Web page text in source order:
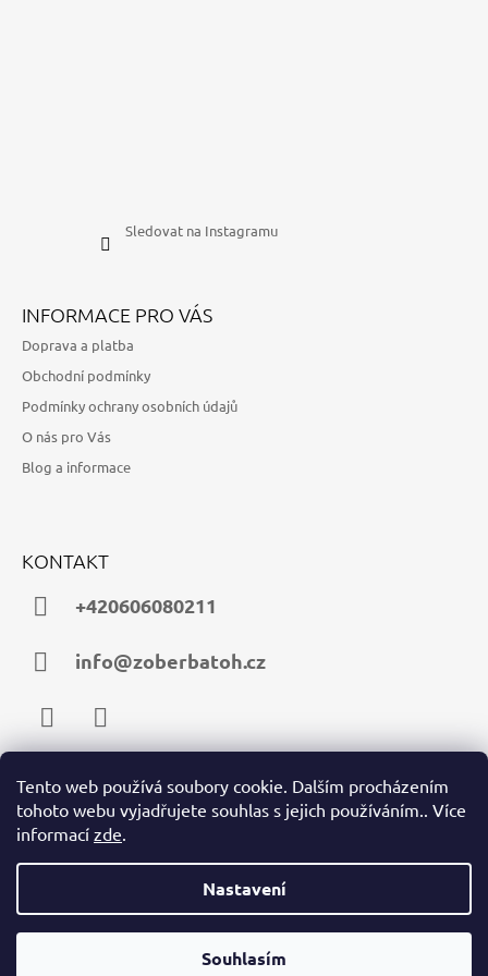
Tento web používá soubory cookie. Dalším procházením
tohoto webu vyjadřujete souhlas s jejich používáním.. Více
informací zde.
Nastavení
Souhlasím
Sledovat na Instagramu
INFORMACE PRO VÁS
Doprava a platba
Obchodní podmínky
Podmínky ochrany osobních údajů
O nás pro Vás
Blog a informace
KONTAKT
+420606080211
info@zoberbatoh.cz
FacebookInstagram
PŘIJÍMÁME ONLINE PLATBY
© 2026 zoberbatoh.cz. Všechna práva vyhrazena.